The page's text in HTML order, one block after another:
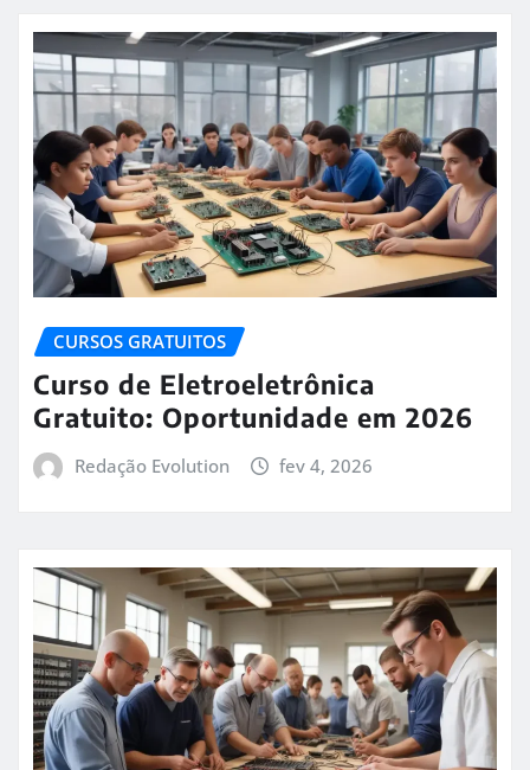
CURSOS GRATUITOS
Curso de Eletroeletrônica
Gratuito: Oportunidade em 2026
Redação Evolution fev 4, 2026